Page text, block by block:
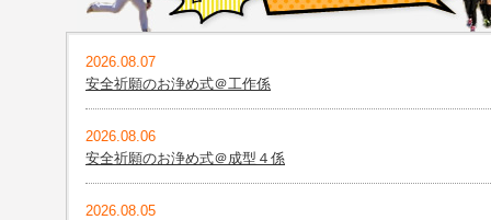
2026.08.07
安全祈願のお浄め式＠工作係
2026.08.06
安全祈願のお浄め式＠成型４係
2026.08.05